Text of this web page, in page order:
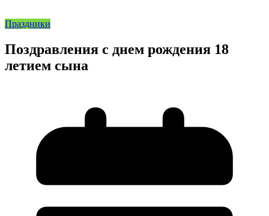
Праздники
Поздравления с днем рождения 18
летием сына